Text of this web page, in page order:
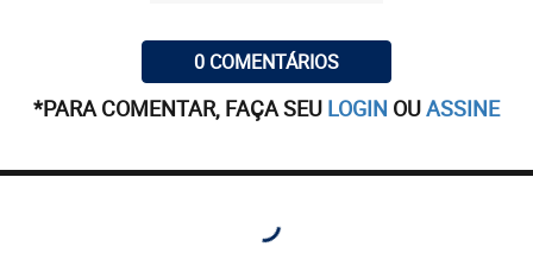
0 COMENTÁRIOS
*PARA COMENTAR, FAÇA SEU LOGIN OUASSINE